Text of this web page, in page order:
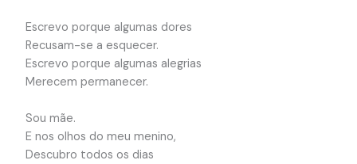
Escrevo porque algumas dores
Recusam-se a esquecer.
Escrevo porque algumas alegrias
Merecem permanecer.
Sou mãe.
E nos olhos do meu menino,
Descubro todos os dias